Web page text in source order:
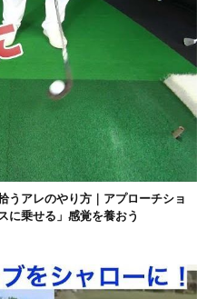
うアレのやり方｜アプローチショ
に乗せる」感覚を養おう